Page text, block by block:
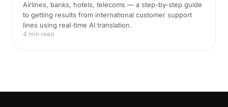
Airlines, banks, hotels, telecoms — a step-by-step guide
to getting results from international customer support
lines using real-time AI translation.
4 min read